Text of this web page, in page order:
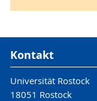
Kontakt
Universität Rostock
18051 Rostock